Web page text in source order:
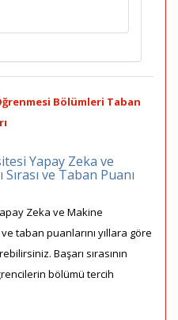
Bölümleri Taban
Yapay Zeka ve
ve Taban Puanı
Zeka ve Makine
taban puanlarını yıllara göre
Başarı sırasının
bölümü tercih